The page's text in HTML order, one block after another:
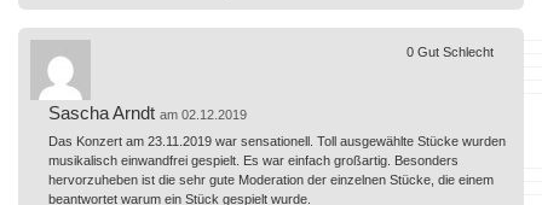
Sascha Arndt am 02.12.2019
Das Konzert am 23.11.2019 war sensationell. Toll ausgewählte Stücke wurden
musikalisch einwandfrei gespielt. Es war einfach großartig. Besonders
hervorzuheben ist die sehr gute Moderation der einzelnen Stücke, die einem
beantwortet warum ein Stück gespielt wurde.
0 Gut Schlecht